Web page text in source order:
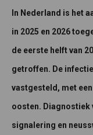
In Nederland is het
in 2025 en 2026
de eerste helft van
getroffen. De
vastgesteld, met
oosten.
signalering en